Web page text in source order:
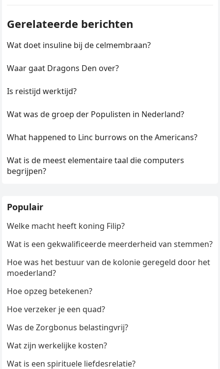
Gerelateerde berichten
Wat doet insuline bij de celmembraan?
Waar gaat Dragons Den over?
Is reistijd werktijd?
Wat was de groep der Populisten in Nederland?
What happened to Linc burrows on the Americans?
Wat is de meest elementaire taal die computers
begrijpen?
Populair
Welke macht heeft koning Filip?
Wat is een gekwalificeerde meerderheid van stemmen?
Hoe was het bestuur van de kolonie geregeld door het
moederland?
Hoe opzeg betekenen?
Hoe verzeker je een quad?
Was de Zorgbonus belastingvrij?
Wat zijn werkelijke kosten?
Wat is een spirituele liefdesrelatie?